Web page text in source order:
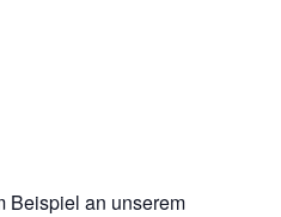
Beispiel an unserem